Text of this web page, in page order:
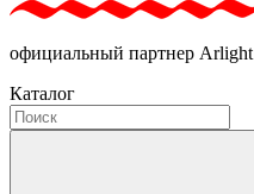
официальный партнер Arlight
Каталог